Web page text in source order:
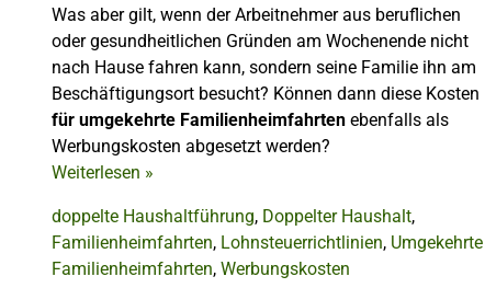
Was aber gilt, wenn der Arbeitnehmer aus beruflichen
oder gesundheitlichen Gründen am Wochenende nicht
nach Hause fahren kann, sondern seine Familie ihn am
Beschäftigungsort besucht? Können dann diese Kosten
für umgekehrte Familienheimfahrten ebenfalls als
Werbungskosten abgesetzt werden?
Weiterlesen »
doppelte Haushaltführung, Doppelter Haushalt,
Familienheimfahrten, Lohnsteuerrichtlinien, Umgekehrte
Familienheimfahrten, Werbungskosten